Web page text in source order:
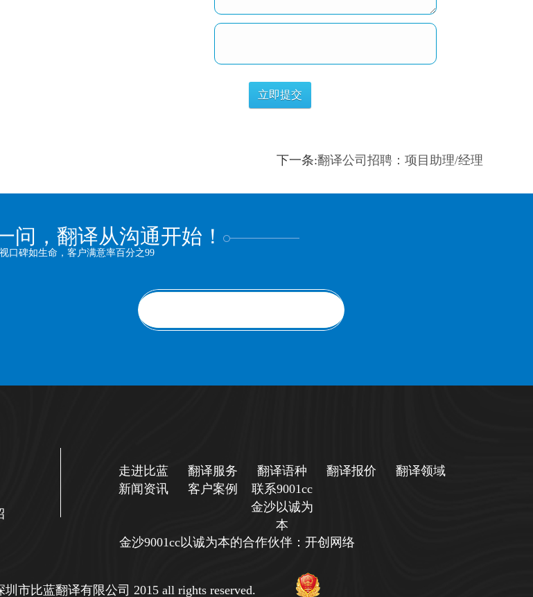
下一条:翻译公司招聘：项目助理/经理
问，翻译从沟通开始！
口碑如生命，客户满意率百分之99
走进比蓝 翻译服务 翻译语种 翻译报价
翻译领域
新闻资讯
客户案例
联系9001cc
金沙以诚为
本
金沙9001cc以诚为本的合作伙伴：开创网络
市比蓝翻译有限公司 2015 all rights reserved.